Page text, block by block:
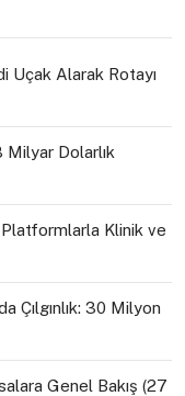
Uçak Alarak Rotayı
Dolarlık
Klinik ve
Çılgınlık: 30 Milyon
Genel Bakış (27